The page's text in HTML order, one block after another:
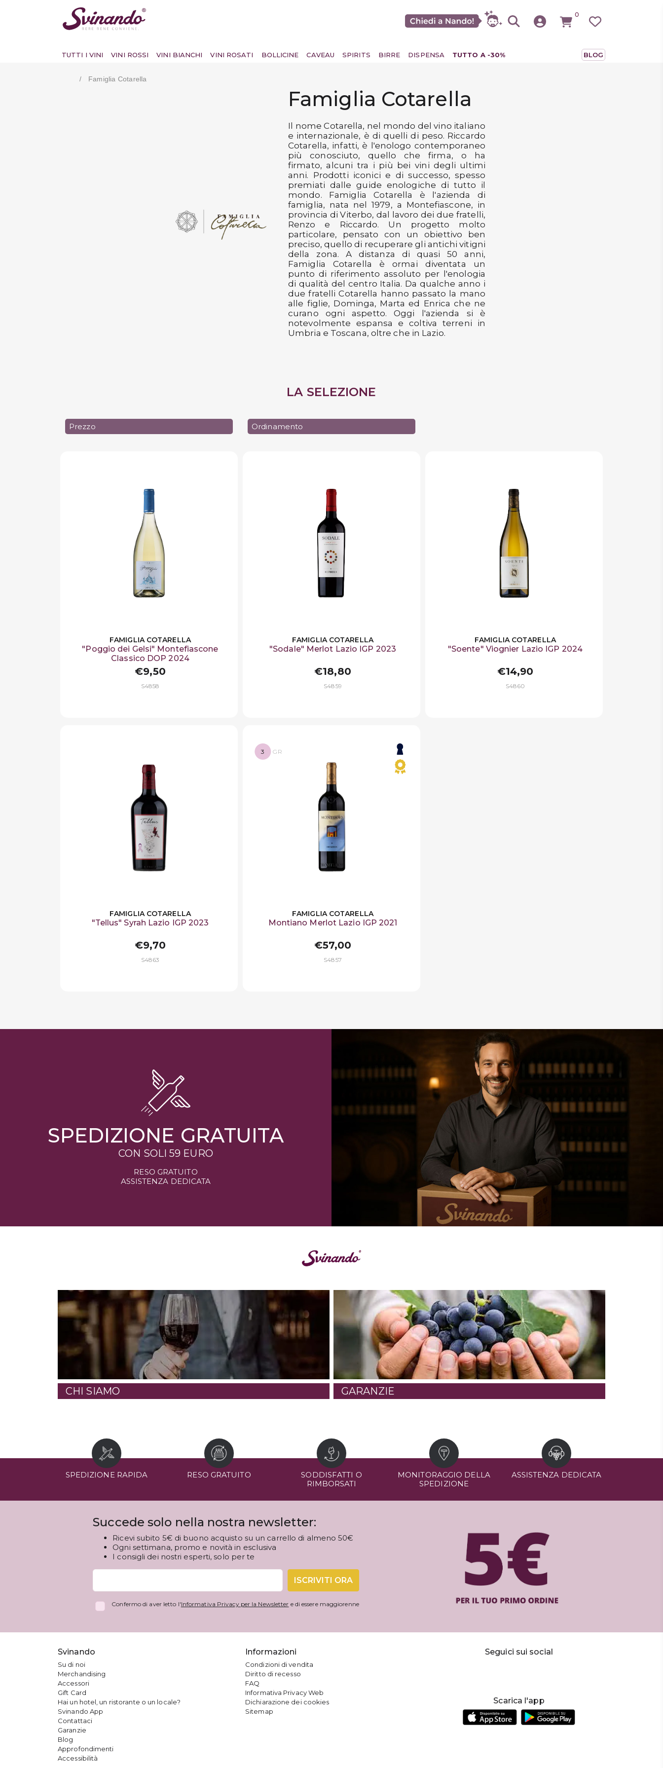
0
TUTTI I VINI VINI ROSSI VINI BIANCHI VINI ROSATI BOLLICINE CAVEAU SPIRITS BIRRE DISPENSA TUTTO A -30% BLOG
Famiglia Cotarella
Famiglia Cotarella
Il nome Cotarella, nel mondo del vino italiano
e internazionale, è di quelli di peso. Riccardo
Cotarella, infatti, è l'enologo contemporaneo
più conosciuto, quello che firma, o ha
firmato, alcuni tra i più bei vini degli ultimi
anni. Prodotti iconici e di successo, spesso
premiati dalle guide enologiche di tutto il
mondo. Famiglia Cotarella è l'azienda di
famiglia, nata nel 1979, a Montefiascone, in
provincia di Viterbo, dal lavoro dei due fratelli,
Renzo e Riccardo. Un progetto molto
particolare, pensato con un obiettivo ben
preciso, quello di recuperare gli antichi vitigni
della zona. A distanza di quasi 50 anni,
Famiglia Cotarella è ormai diventata un
punto di riferimento assoluto per l'enologia
di qualità del centro Italia. Da qualche anno i
due fratelli Cotarella hanno passato la mano
alle figlie, Dominga, Marta ed Enrica che ne
curano ogni aspetto. Oggi l'azienda si è
notevolmente espansa e coltiva terreni in
Umbria e Toscana, oltre che in Lazio.
LA SELEZIONE
Prezzo Ordinamento
FAMIGLIA COTARELLA
"Poggio dei Gelsi" Montefiascone
Classico DOP 2024
€9,50
S4858
FAMIGLIA COTARELLA
"Sodale" Merlot Lazio IGP 2023
€18,80
S4859
FAMIGLIA COTARELLA
"Soente" Viognier Lazio IGP 2024
€14,90
S4860
FAMIGLIA COTARELLA
"Tellus" Syrah Lazio IGP 2023
€9,70
S4863
3 GR
FAMIGLIA COTARELLA
Montiano Merlot Lazio IGP 2021
€57,00
S4857
SPEDIZIONE GRATUITA
CON SOLI 59 EURO
RESO GRATUITO
ASSISTENZA DEDICATA
CHI SIAMO GARANZIE
SPEDIZIONE RAPIDA RESO GRATUITO
SODDISFATTI O
RIMBORSATI
MONITORAGGIO DELLA
SPEDIZIONE
ASSISTENZA DEDICATA
Succede solo nella nostra newsletter:
Ricevi subito 5€ di buono acquisto su un carrello di almeno 50€
Ogni settimana, promo e novità in esclusiva
I consigli dei nostri esperti, solo per te
ISCRIVITI ORA
Confermo di aver letto l'Informativa Privacy per la Newsletter e di essere maggiorenne
Svinando
Su di noi
Merchandising
Accessori
Gift Card
Hai un hotel, un ristorante o un locale?
Svinando App
Contattaci
Garanzie
Blog
Approfondimenti
Accessibilità
Informazioni
Condizioni di vendita
Diritto di recesso
FAQ
Informativa Privacy Web
Dichiarazione dei cookies
Sitemap
Seguici sui social
Scarica l'app